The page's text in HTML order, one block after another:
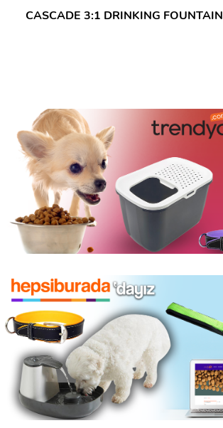
CASCADE 3:1 DRINKING FOUNTAIN